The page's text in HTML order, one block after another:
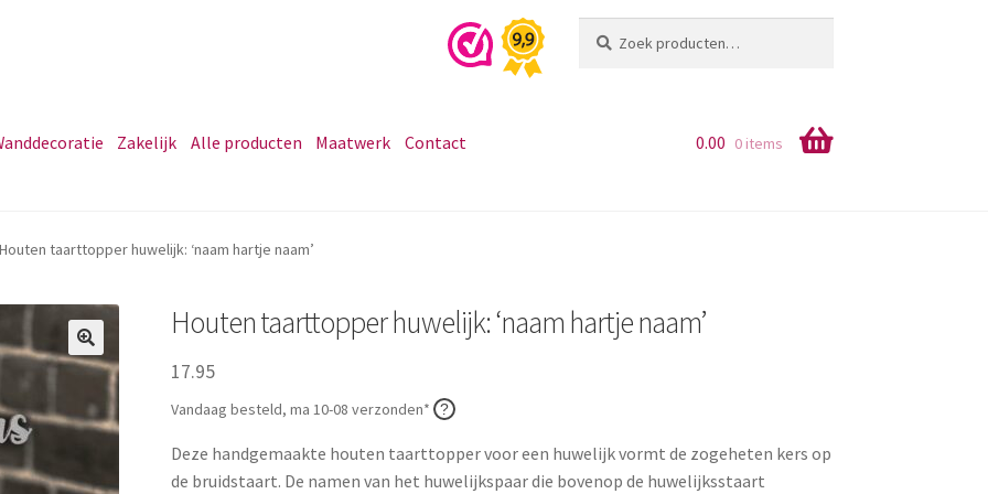
naar:
Zakelijk Alle producten Maatwerk Contact 0.00 0 items
Houten taarttopper huwelijk: ‘naam hartje naam’
Houten taarttopper huwelijk: ‘naam hartje naam’
17.95
Vandaag besteld, ma 10-08 verzonden*
Deze handgemaakte houten taarttopper voor een huwelijk vormt de zogeheten kers op
de bruidstaart. De namen van het huwelijkspaar die bovenop de huwelijksstaart